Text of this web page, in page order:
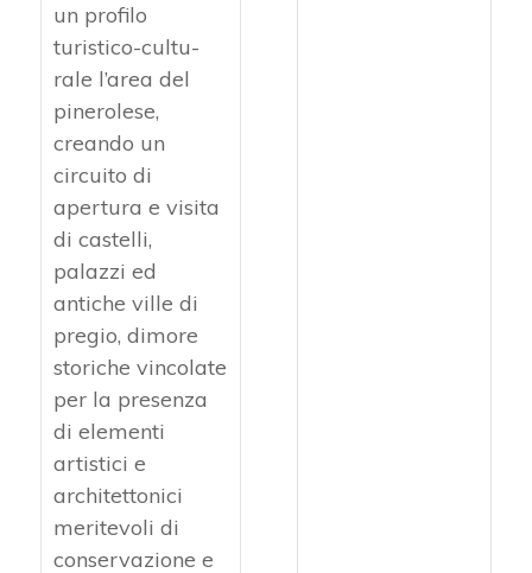
un profilo
turistico-cultu­
rale l’area del
pinerolese,
creando un
circuito di
apertura e visita
di castelli,
palazzi ed
antiche ville di
pregio, dimore
storiche vincolate
per la presenza
di elementi
artistici e
architettonici
me­ritevoli di
conservazione e